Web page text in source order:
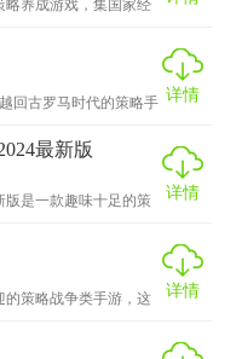
略养成游戏，集国家经
回古罗马时代的策略手 详情
最新版
版是一款趣味十足的策
详情
的策略战争类手游，这
详情